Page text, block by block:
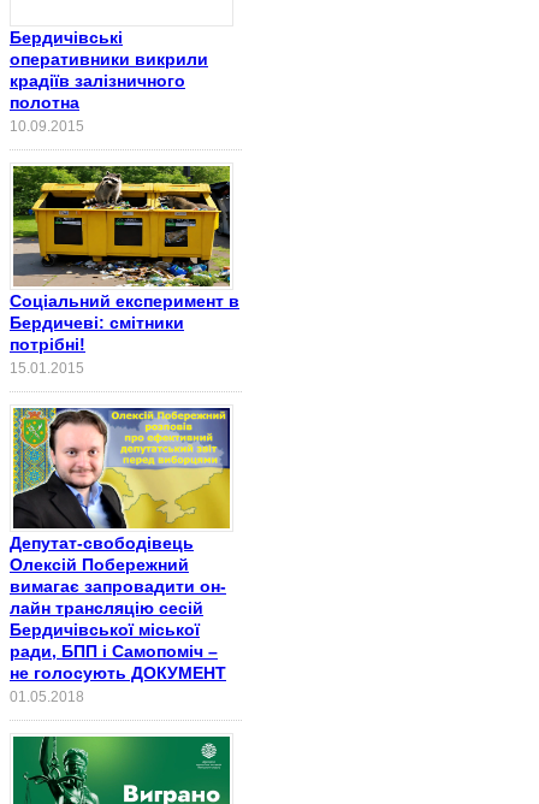
Бердичівські
оперативники викрили
крадіїв залізничного
полотна
10.09.2015
Соціальний експеримент в
Бердичеві: смітники
потрібні!
15.01.2015
Депутат-свободівець
Олексій Побережний
вимагає запровадити он-
лайн трансляцію сесій
Бердичівської міської
ради, БПП і Самопоміч –
не голосують ДОКУМЕНТ
01.05.2018